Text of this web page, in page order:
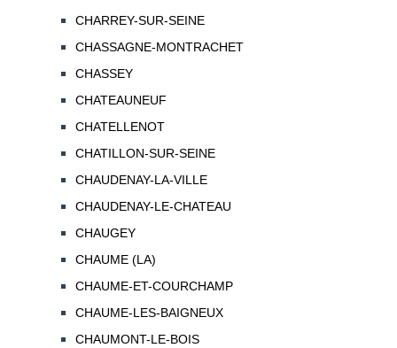
CHARREY-SUR-SEINE
CHASSAGNE-MONTRACHET
CHASSEY
CHATEAUNEUF
CHATELLENOT
CHATILLON-SUR-SEINE
CHAUDENAY-LA-VILLE
CHAUDENAY-LE-CHATEAU
CHAUGEY
CHAUME (LA)
CHAUME-ET-COURCHAMP
CHAUME-LES-BAIGNEUX
CHAUMONT-LE-BOIS